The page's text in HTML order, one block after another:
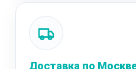
Доставка по